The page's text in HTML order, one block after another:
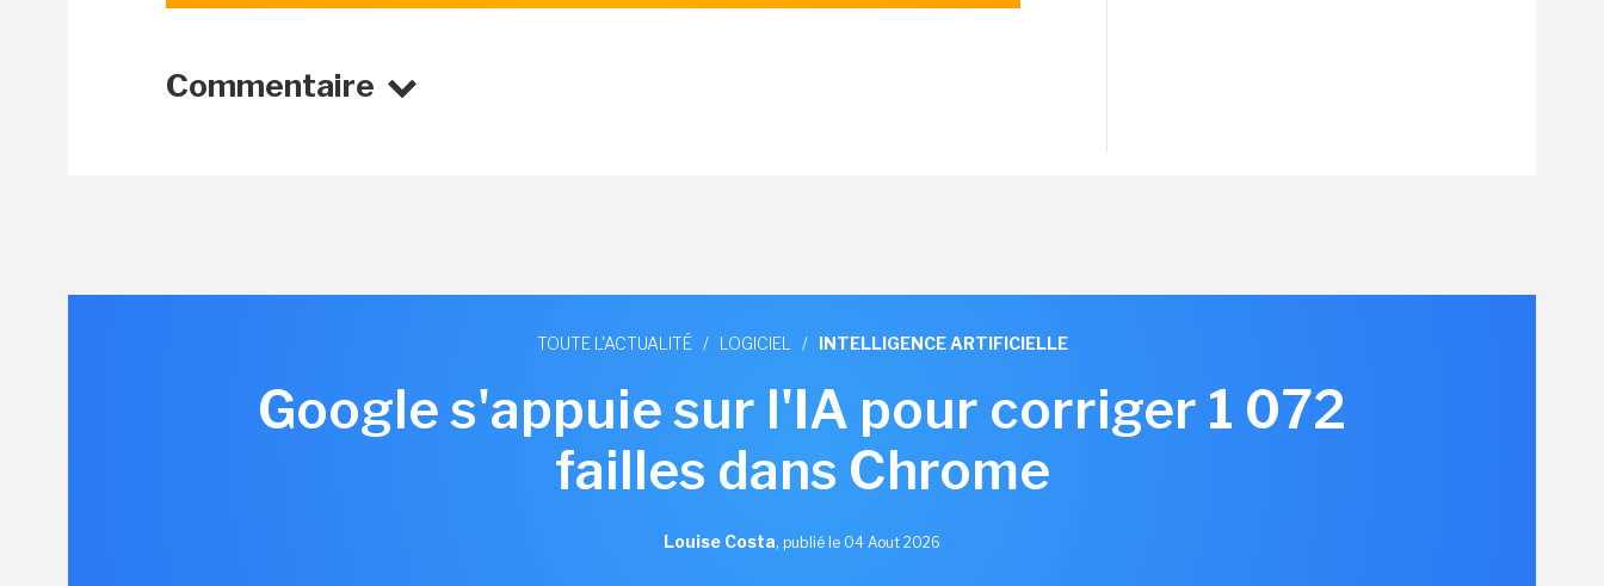
Commentaire
TOUTE L'ACTUALITÉ / LOGICIEL / INTELLIGENCE ARTIFICIELLE
Google s'appuie sur l'IA pour corriger 1 072
failles dans Chrome
Louise Costa, publié le 04 Aout 2026